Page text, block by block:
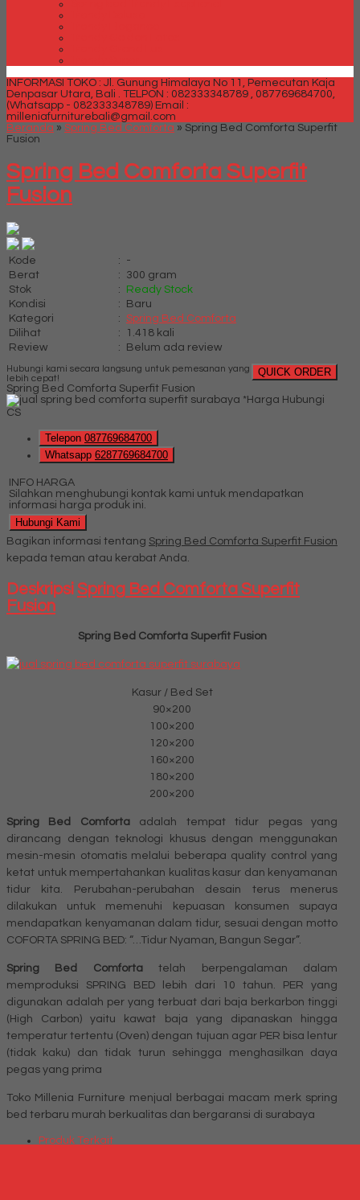
INFORMASI TOKO : Jl. Gunung Himalaya No 11, Pemecutan Kaja
Denpasar Utara, Bali . TELPON : 082333348789 , 087769684700,
(Whatsapp - 082333348789) Email :
milleniafurniturebali@gmail.com
Beranda » Spring Bed Comforta » Spring Bed Comforta Superfit
Fusion
Spring Bed Comforta Superfit
Fusion
Kode :
-
Berat
:
300 gram
Stok
:
Ready Stock
Kondisi
:
Baru
Kategori
: Spring Bed Comforta
Dilihat
:
1.418 kali
Review
: Belum ada review
QUICK ORDER
Hubungi kami secara langsung untuk pemesanan yang
lebih cepat!
Spring Bed Comforta Superfit Fusion
*Harga Hubungi
CS
Telepon 087769684700
Whatsapp 6287769684700
INFO HARGA
Silahkan menghubungi kontak kami untuk mendapatkan
informasi harga produk ini.
Hubungi Kami
Bagikan informasi tentang Spring Bed Comforta Superfit Fusion
kepada teman atau kerabat Anda.
DeskripsiSpring Bed Comforta Superfit
Fusion
Spring Bed Comforta Superfit Fusion
Kasur / Bed Set
90×200
100×200
120×200
160×200
180×200
200×200
Spring Bed Comfortaadalah tempat tidur pegas yang
dirancang dengan teknologi khusus dengan menggunakan
mesin-mesin otomatis melalui beberapa quality control yang
ketat untuk mempertahankan kualitas kasur dan kenyamanan
tidur kita. Perubahan-perubahan desain terus menerus
dilakukan untuk memenuhi kepuasan konsumen supaya
mendapatkan kenyamanan dalam tidur, sesuai dengan motto
COFORTA SPRING BED: “…Tidur Nyaman, Bangun Segar”.
Spring Bed Comfortatelah berpengalaman dalam
memproduksi SPRING BED lebih dari 10 tahun. PER yang
digunakan adalah per yang terbuat dari baja berkarbon tinggi
(High Carbon) yaitu kawat baja yang dipanaskan hingga
temperatur tertentu (Oven) dengan tujuan agar PER bisa lentur
(tidak kaku) dan tidak turun sehingga menghasilkan daya
pegas yang prima
Toko Millenia Furniture menjual berbagai macam merk spring
bed terbaru murah berkualitas dan bergaransi di surabaya
Produk Terkait